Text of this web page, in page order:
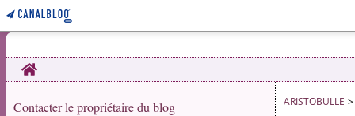
Home
Contacter le propriétaire du blog ARISTOBULLE >